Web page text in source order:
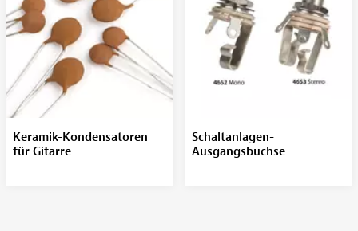
Keramik-Kondensatoren
für Gitarre
Schaltanlagen-
Ausgangsbuchse